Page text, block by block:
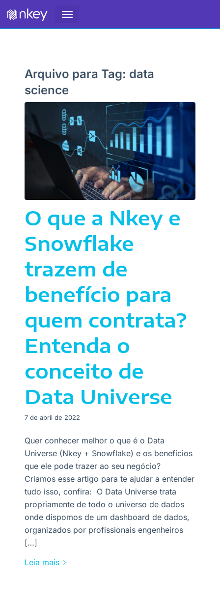
Arquivo para Tag: data
science
O que a Nkey e
Snowflake
trazem de
benefício para
quem contrata?
Entenda o
conceito de
Data Universe
7 de abril de 2022
Quer conhecer melhor o que é o Data
Universe (Nkey + Snowflake) e os benefícios
que ele pode trazer ao seu negócio?
Criamos esse artigo para te ajudar a entender
tudo isso, confira: O Data Universe trata
propriamente de todo o universo de dados
onde dispomos de um dashboard de dados,
organizados por profissionais engenheiros
[…]
Leia mais